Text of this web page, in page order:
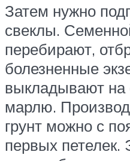
Затем нужно
свеклы.
перебирают,
болезненные
выкладывают на
марлю.
грунт можно с
первых петелек.